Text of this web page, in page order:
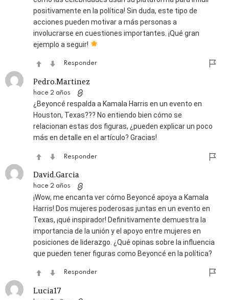
positivamente en la política! Sin duda, este tipo de
acciones pueden motivar a más personas a
involucrarse en cuestiones importantes. ¡Qué gran
ejemplo a seguir!
Responder
Pedro.Martinez
hace 2 años
¿Beyoncé respalda a Kamala Harris en un evento en
Houston, Texas??? No entiendo bien cómo se
relacionan estas dos figuras, ¿pueden explicar un poco
más en detalle en el artículo? Gracias!
Responder
David.Garcia
hace 2 años
¡Wow, me encanta ver cómo Beyoncé apoya a Kamala
Harris! Dos mujeres poderosas juntas en un evento en
Texas, ¡qué inspirador! Definitivamente demuestra la
importancia de la unión y el apoyo entre mujeres en
posiciones de liderazgo. ¿Qué opinas sobre la influencia
que pueden tener figuras como Beyoncé en la política?
Responder
Lucia17